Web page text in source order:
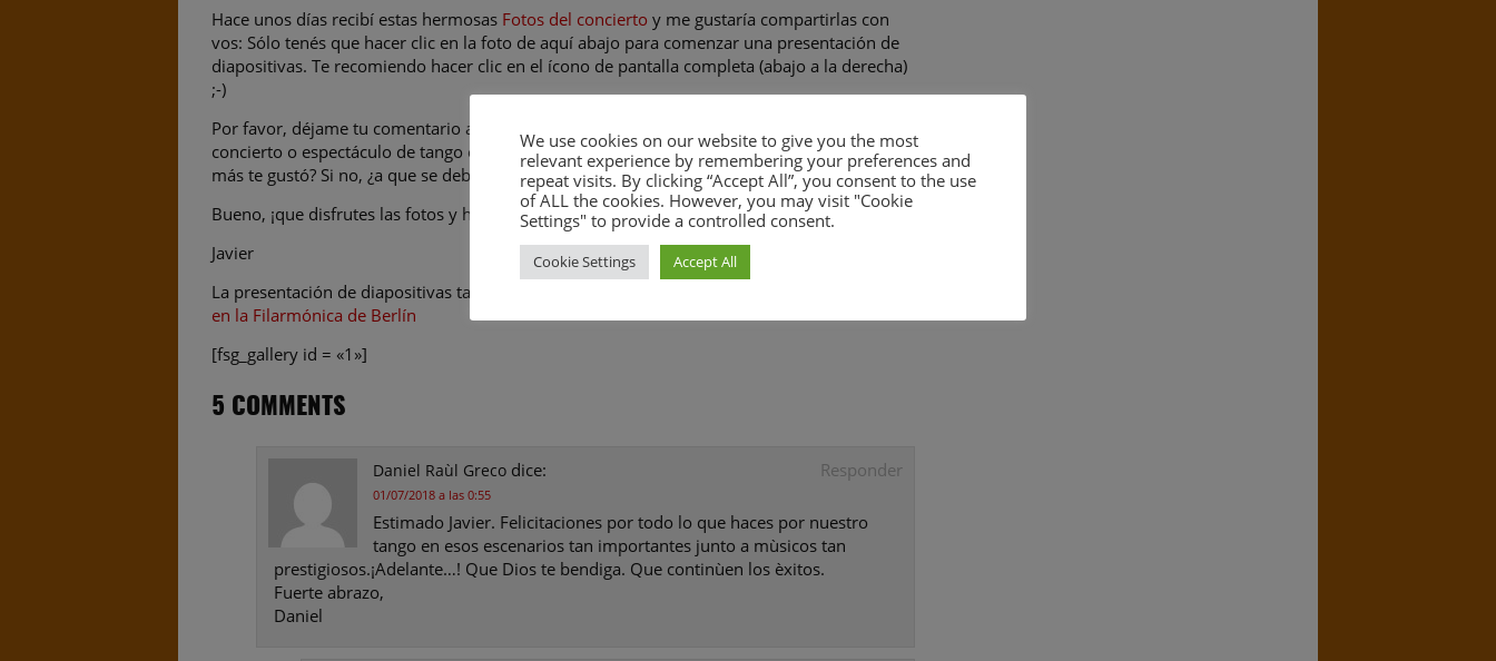
Hace unos días recibí estas hermosas Fotos del concierto y me gustaría compartirlas con
vos: Sólo tenés que hacer clic en la foto de aquí abajo para comenzar una presentación de
diapositivas. Te recomiendo hacer clic en el ícono de pantalla completa (abajo a la derecha)
;-)
Por favor, déjame tu comentario aquí abajo, sí? Por ejemplo, ¿alguna vez has estado en un
concierto o espectáculo de tango en la Filarmónica o en otro lugar? Si es así, ¿qué es lo que
más te gustó? Si no, ¿a que se debe? ¿Te gustaría ir a uno?
Bueno, ¡que disfrutes las fotos y hasta la próxima!
Javier
La presentación de diapositivas también se puede ver en:
en la Filarmónica de Berlín
[fsg_gallery id = «1»]
5 COMMENTS
Daniel Raùl Greco dice:
01/07/2018 a las 0:55
Estimado Javier. Felicitaciones por todo lo que haces por nuestro
tango en esos escenarios tan importantes junto a mùsicos tan
prestigiosos.¡Adelante…! Que Dios te bendiga. Que continùen los èxitos.
Fuerte abrazo,
Daniel
Responder
We use cookies on our website to give you the most
relevant experience by remembering your preferences and
repeat visits. By clicking “Accept All”, you consent to the use
of ALL the cookies. However, you may visit "Cookie
Settings" to provide a controlled consent.
Cookie Settings Accept All